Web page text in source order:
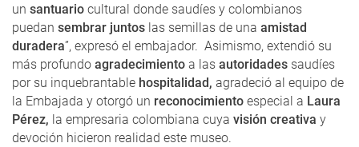
un santuario cultural donde saudíes y colombianos
puedan sembrar juntos las semillas de una amistad
duradera”, expresó el embajador. Asimismo, extendió su
más profundo agradecimiento a las autoridades saudíes
por su inquebrantable hospitalidad, agradeció al equipo de
la Embajada y otorgó un reconocimiento especial a Laura
Pérez, la empresaria colombiana cuya visión creativa y
devoción hicieron realidad este museo.